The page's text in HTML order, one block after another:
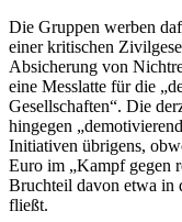
Die Gruppen werben
einer kritischen
Absicherung von
eine Messlatte für die
Gesellschaften“. Die
hingegen
Initiativen übrigens,
Euro im „Kampf gegen
Bruchteil davon etwa in
fließt.